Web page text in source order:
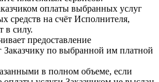
оплаты выбранных услуг
средств на счёт Исполнителя,
в силу.
предоставление
Заказчику по выбранной им платной
в полном объеме, если